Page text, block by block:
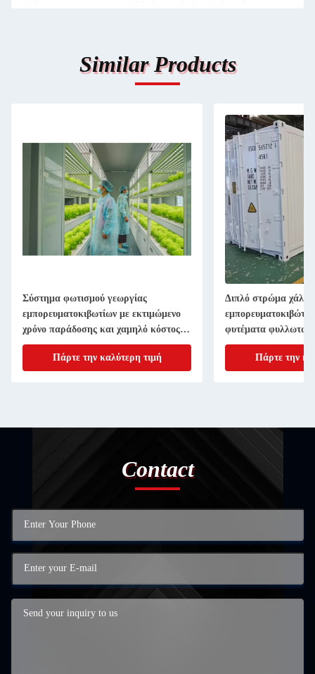
Similar Products
Σύστημα φωτισμού γεωργίας
εμπορευματοκιβωτίων με εκτιμώμενο
χρόνο παράδοσης και χαμηλό κόστος
αποστολής
Πάρτε την καλύτερη τιμή
Διπλό στρώμα
φυτέματα φυλλωτών
Πάρτε την
Contact